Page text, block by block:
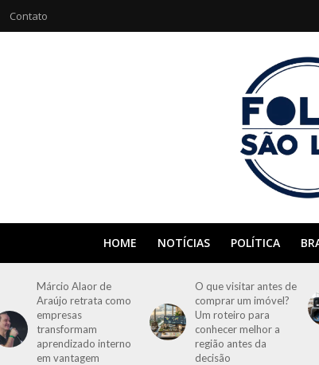
Contato
HOME NOTÍCIAS POLÍTICA
Márcio Alaor de
Araújo retrata como
empresas
transformam
aprendizado interno
em vantagem
O que visitar antes de
comprar um imóvel?
Um roteiro para
conhecer melhor a
região antes da
decisão